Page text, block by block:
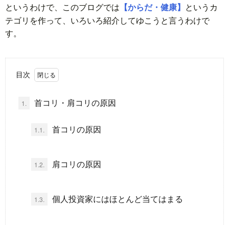
ー
ら
というわけで、このブログでは 【からだ・健康】 というカ
テゴリを作って、いろいろ紹介してゆこうと言うわけで
す。
目次
1. 首コリ・肩コリの原因
1.1. 首コリの原因
1.2. 肩コリの原因
1.3. 個人投資家にはほとんど当てはまる